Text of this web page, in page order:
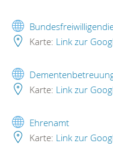
Karte: Link zur
Karte: Link zur
Ehrenamt
Karte: Link zur